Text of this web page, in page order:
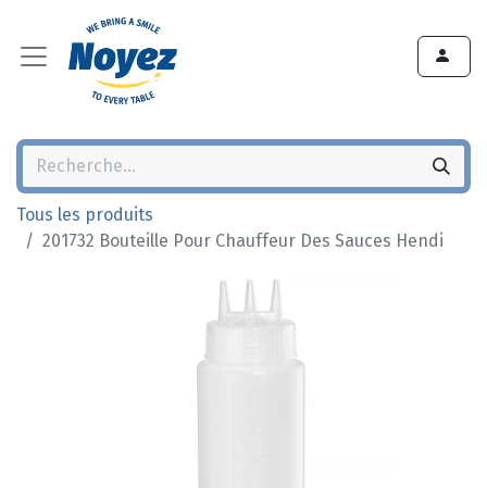
Tous les produits
201732 Bouteille Pour Chauffeur Des Sauces Hendi